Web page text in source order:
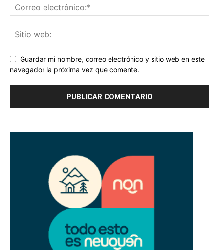
Guardar mi nombre, correo electrónico y sitio web en este
navegador la próxima vez que comente.